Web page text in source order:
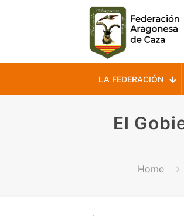
LA FEDERACIÓN
El
Home